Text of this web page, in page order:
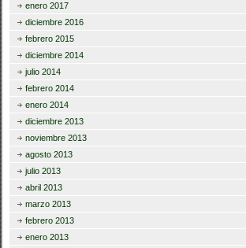
enero 2017
diciembre 2016
febrero 2015
diciembre 2014
julio 2014
febrero 2014
enero 2014
diciembre 2013
noviembre 2013
agosto 2013
julio 2013
abril 2013
marzo 2013
febrero 2013
enero 2013